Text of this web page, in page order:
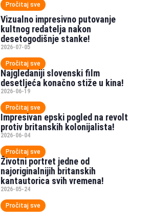
Pročitaj sve
Vizualno impresivno putovanje
kultnog redatelja nakon
desetogodišnje stanke!
2026-07-05
Pročitaj sve
Najgledaniji slovenski film
desetljeća konačno stiže u kina!
2026-06-19
Pročitaj sve
Impresivan epski pogled na revolt
protiv britanskih kolonijalista!
2026-06-04
Pročitaj sve
Životni portret jedne od
najoriginalnijih britanskih
kantautorica svih vremena!
2026-05-24
Pročitaj sve